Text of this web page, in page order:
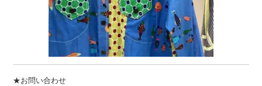
★お問い合わせ